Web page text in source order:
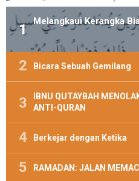
Melangkaui Kerangka
Bicara Sebuah Gemilang
IBNU QUTAYBAH
ANTI-QURAN
Berkejar dengan Ketika
RAMADAN: JALAN